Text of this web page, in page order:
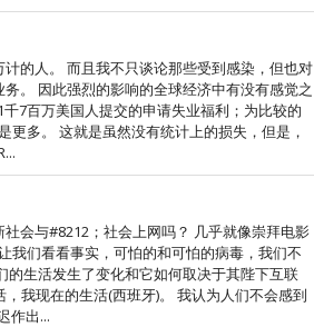
的人。 而且我不只谈论那些受到感染，但也对
。 因此强烈的影响的全球经济中有没有感觉之
7百万美国人提交的申请失业福利；为比较的
多。 这就是虽然没有统计上的损失，但是，
会与#8212；社会上网吗？ 几乎就像崇拜电影
我们看看事实，可怕的和可怕的病毒，我们不
生活发生了变化和它如何取决于其陛下互联
我现在的生活(西班牙)。 我认为人们不会感到
作出...